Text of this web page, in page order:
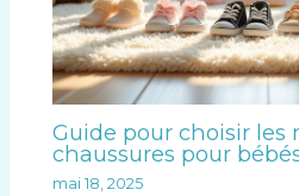
Guide pour choisir les
chaussures pour
mai 18, 2025